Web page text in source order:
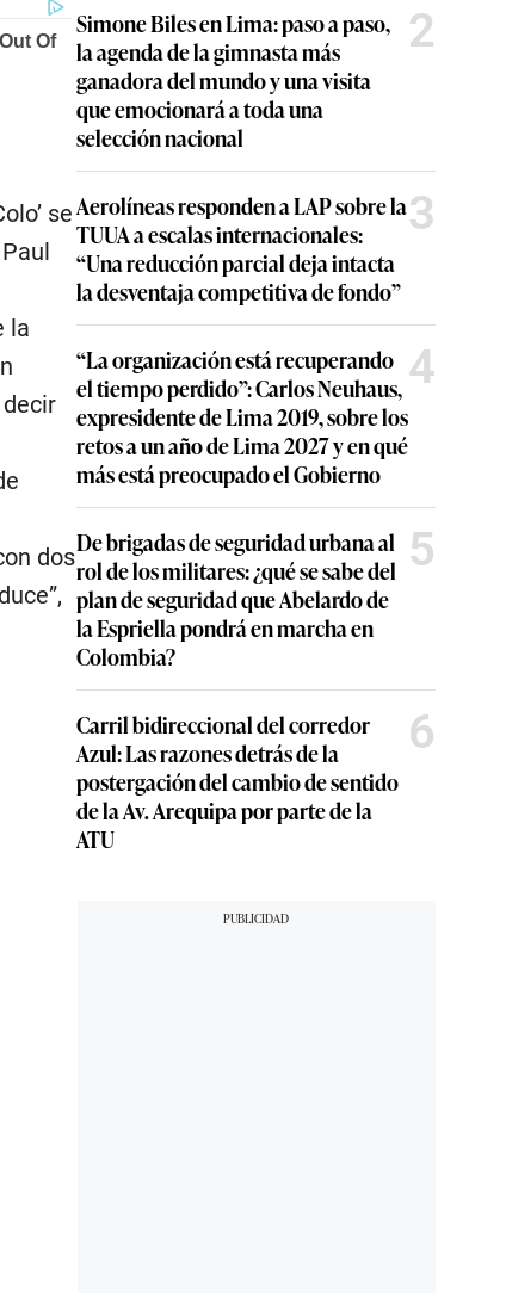
se
la
dos
Simone Biles en Lima: paso a paso,
la agenda de la gimnasta más
ganadora del mundo y una visita
que emocionará a toda una
selección nacional
2
Aerolíneas responden a LAP sobre la
TUUA a escalas internacionales:
“Una reducción parcial deja intacta
la desventaja competitiva de fondo”
3
“La organización está recuperando
el tiempo perdido”: Carlos Neuhaus,
expresidente de Lima 2019, sobre los
retos a un año de Lima 2027 y en qué
más está preocupado el Gobierno
4
De brigadas de seguridad urbana al
rol de los militares: ¿qué se sabe del
plan de seguridad que Abelardo de
la Espriella pondrá en marcha en
Colombia?
5
Carril bidireccional del corredor
Azul: Las razones detrás de la
postergación del cambio de sentido
de la Av. Arequipa por parte de la
ATU
6